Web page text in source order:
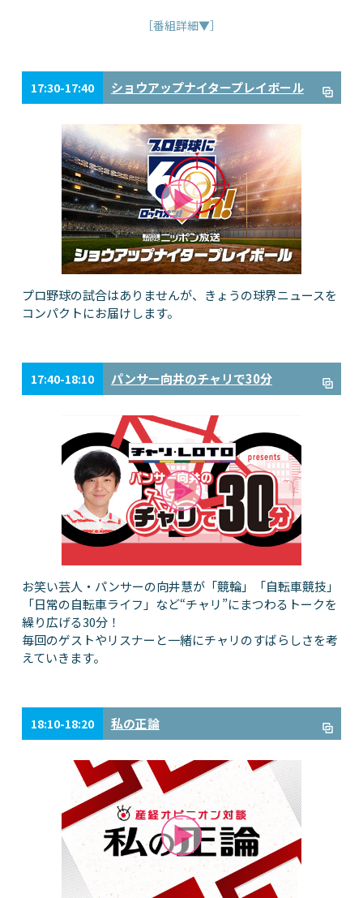
［番組詳細▼］
17:30-17:40 ショウアップナイタープレイボール
プロ野球の試合はありませんが、きょうの球界ニュースを
コンパクトにお届けします。
17:40-18:10 パンサー向井のチャリで30分
お笑い芸人・パンサーの向井慧が「競輪」「自転車競技」
「日常の自転車ライフ」など“チャリ”にまつわるトークを
繰り広げる30分！
毎回のゲストやリスナーと一緒にチャリのすばらしさを考
えていきます。
18:10-18:20 私の正論